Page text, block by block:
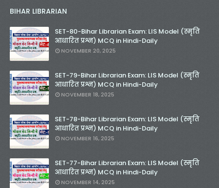
BIHAR LIBRARIAN
SET-80-Bihar Librarian Exam: LIS Model (स्मृति
आधारित प्रश्न) MCQ in Hindi-Daily
NOVEMBER 20, 2025
SET-79-Bihar Librarian Exam: LIS Model (स्मृति
आधारित प्रश्न) MCQ in Hindi-Daily
NOVEMBER 18, 2025
SET-78-Bihar Librarian Exam: LIS Model (स्मृति
आधारित प्रश्न) MCQ in Hindi-Daily
NOVEMBER 16, 2025
SET-77-Bihar Librarian Exam: LIS Model (स्मृति
आधारित प्रश्न) MCQ in Hindi-Daily
NOVEMBER 14, 2025